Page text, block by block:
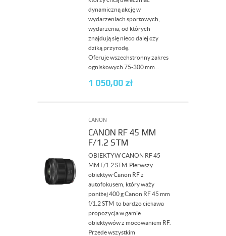
dynamiczną akcję w
wydarzeniach sportowych,
wydarzenia, od których
znajdują się nieco dalej czy
dziką przyrodę.
Oferuje wszechstronny zakres
ogniskowych 75-300 mm...
1 050,00 zł
CANON
CANON RF 45 MM
F/1.2 STM
OBIEKTYW CANON RF 45
MM F/1.2 STM Pierwszy
obiektyw Canon RF z
autofokusem, który waży
poniżej 400 g Canon RF 45 mm
f/1.2 STM to bardzo ciekawa
propozycja w gamie
obiektywów z mocowaniem RF.
Przede wszystkim